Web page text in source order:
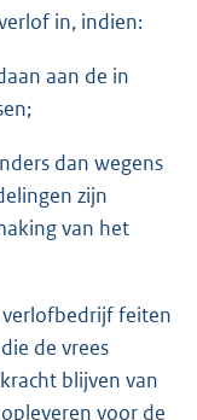
in, indien:
aan de in
dan wegens
zijn
van het
feiten
de vrees
blijven van
voor de